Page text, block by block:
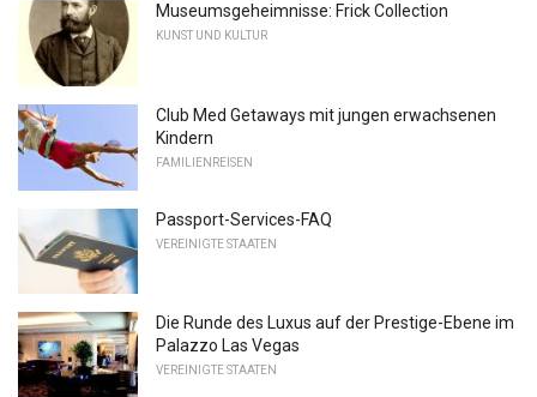
Museumsgeheimnisse: Frick Collection
KUNST UND KULTUR
Club Med Getaways mit jungen erwachsenen
Kindern
FAMILIENREISEN
Passport-Services-FAQ
VEREINIGTE STAATEN
Die Runde des Luxus auf der Prestige-Ebene im
Palazzo Las Vegas
VEREINIGTE STAATEN